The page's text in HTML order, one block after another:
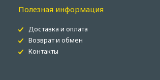
Полезная информация
Доставка и оплата
Возврат и обмен
Контакты